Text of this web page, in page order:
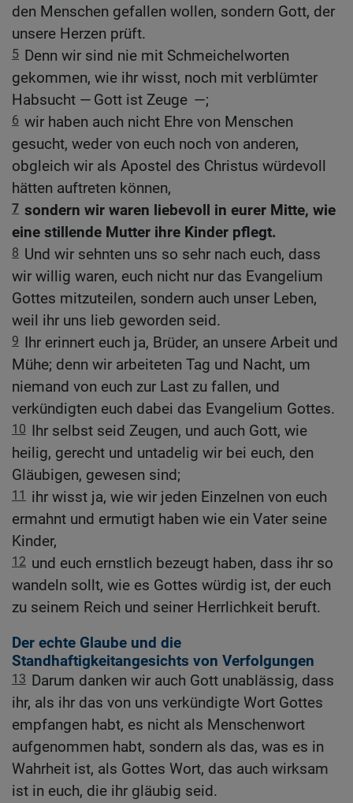
den Menschen gefallen wollen, sondern Gott, der
unsere Herzen prüft.
5 Denn wir sind nie mit Schmeichelworten
gekommen, wie ihr wisst, noch mit verblümter
Habsucht — Gott ist Zeuge —;
6 wir haben auch nicht Ehre von Menschen
gesucht, weder von euch noch von anderen,
obgleich wir als Apostel des Christus würdevoll
hätten auftreten können,
7 sondern wir waren liebevoll in eurer Mitte, wie
eine stillende Mutter ihre Kinder pflegt.
8 Und wir sehnten uns so sehr nach euch, dass
wir willig waren, euch nicht nur das Evangelium
Gottes mitzuteilen, sondern auch unser Leben,
weil ihr uns lieb geworden seid.
9 Ihr erinnert euch ja, Brüder, an unsere Arbeit und
Mühe; denn wir arbeiteten Tag und Nacht, um
niemand von euch zur Last zu fallen, und
verkündigten euch dabei das Evangelium Gottes.
10 Ihr selbst seid Zeugen, und auch Gott, wie
heilig, gerecht und untadelig wir bei euch, den
Gläubigen, gewesen sind;
11
ihr wisst ja, wie wir jeden Einzelnen von euch
ermahnt und ermutigt haben wie ein Vater seine
Kinder,
12 und euch ernstlich bezeugt haben, dass ihr so
wandeln sollt, wie es Gottes würdig ist, der euch
zu seinem Reich und seiner Herrlichkeit beruft.
Der echte Glaube und die
Standhaftigkeitangesichts von Verfolgungen
13 Darum danken wir auch Gott unablässig, dass
ihr, als ihr das von uns verkündigte Wort Gottes
empfangen habt, es nicht als Menschenwort
aufgenommen habt, sondern als das, was es in
Wahrheit ist, als Gottes Wort, das auch wirksam
ist in euch, die ihr gläubig seid.